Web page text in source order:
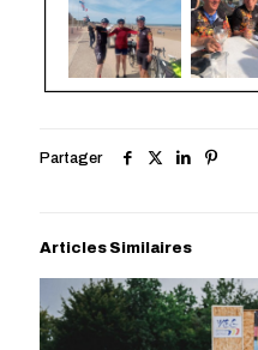
Partager
Articles Similaires